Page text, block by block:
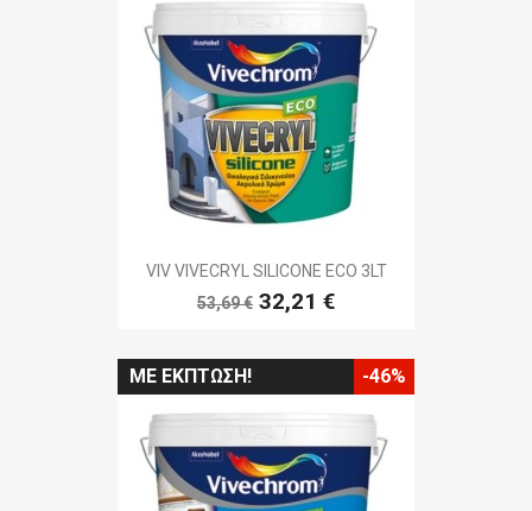
VIV VIVECRYL SILICONE ECO 3LT
53,69 € 32,21 €
ΜΕ ΈΚΠΤΩΣΗ! -46%